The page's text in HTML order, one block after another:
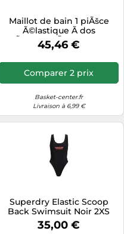
Maillot de bain 1 piÃšce
Ã©lastique Ã dos
Ã©chancrÃ© femme
Superdry Noir XS
45,46 €
Comparer 2 prix
Basket-center.fr
Livraison à 6,99 €
Superdry Elastic Scoop
Back Swimsuit Noir 2XS
Femme
35,00 €